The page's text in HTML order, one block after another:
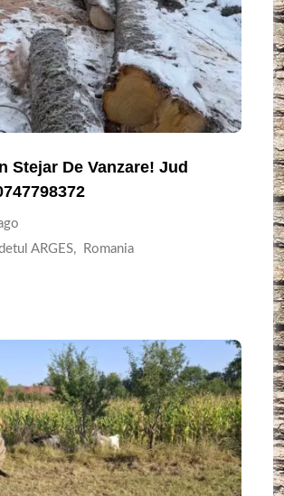
Stejar De Vanzare! Jud
ARGES, Romania